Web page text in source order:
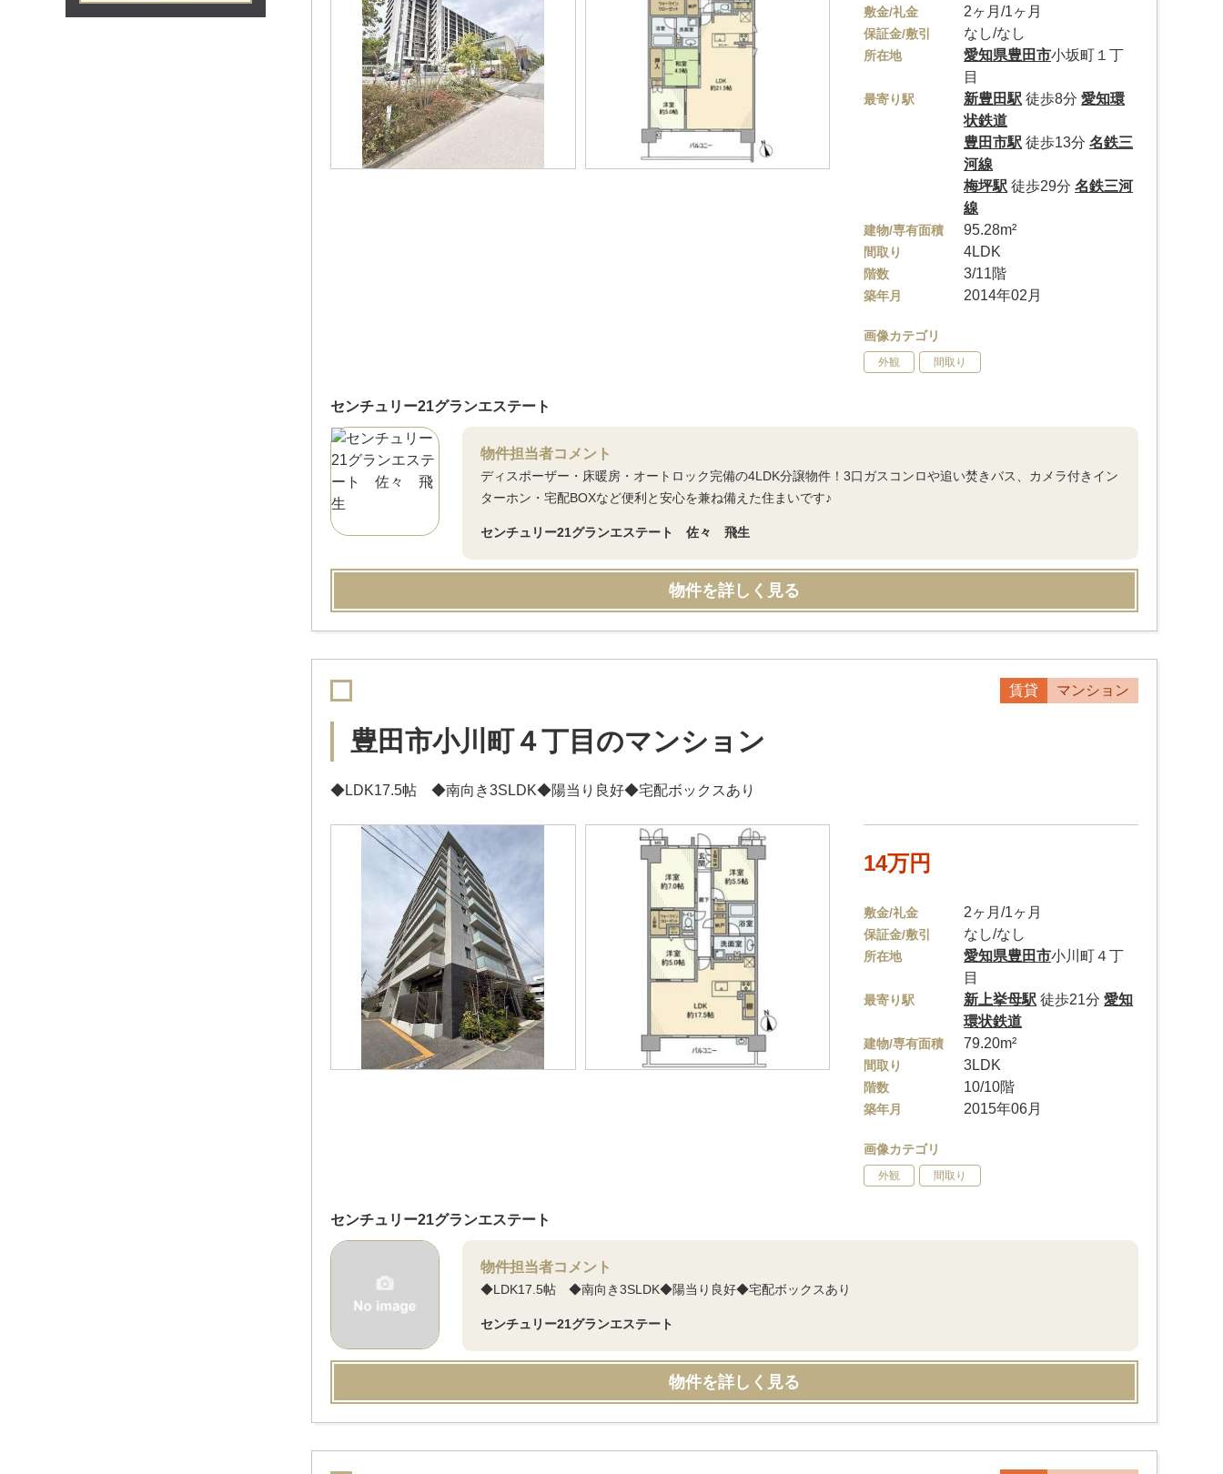
敷金/礼金 2ヶ月/1ヶ月
保証金/敷引 なし/なし
所在地 愛知県豊田市小坂町１丁
目
最寄り駅 新豊田駅 徒歩8分愛知環
状鉄道
豊田市駅 徒歩13分名鉄三
河線
梅坪駅 徒歩29分名鉄三河
線
建物/専有面積 95.28m²
間取り 4LDK
階数 3/11階
築年月 2014年02月
画像カテゴリ
外観 間取り
センチュリー21グランエステート
物件担当者コメント
ディスポーザー・床暖房・オートロック完備の4LDK分譲物件！3口ガスコンロや追い焚きバス、カメラ付きイン
ターホン・宅配BOXなど便利と安心を兼ね備えた住まいです♪
センチュリー21グランエステート 佐々 飛生
物件を詳しく見る
賃貸 マンション
豊田市小川町４丁目のマンション
◆LDK17.5帖 ◆南向き3SLDK◆陽当り良好◆宅配ボックスあり
14万円
敷金/礼金 2ヶ月/1ヶ月
保証金/敷引 なし/なし
所在地 愛知県豊田市小川町４丁
目
最寄り駅 新上挙母駅 徒歩21分愛知
環状鉄道
建物/専有面積 79.20m²
間取り 3LDK
階数 10/10階
築年月 2015年06月
画像カテゴリ
外観 間取り
センチュリー21グランエステート
物件担当者コメント
◆LDK17.5帖 ◆南向き3SLDK◆陽当り良好◆宅配ボックスあり
センチュリー21グランエステート
物件を詳しく見る